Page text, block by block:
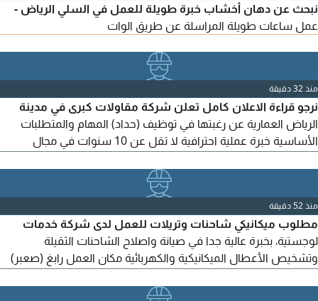
نبحث عن دهان أخشاب خبرة طويلة للعمل في السلي الرياض -
عمل ساعات طويلة المراسلة عن طريق الوات
منذ 32 دقيقة
نرجو قراءة الاعلان كامل تعلن شركة مقاولات كبرى في مدينة
الرياض العمارية عن رغبتها في توظيف (حداد) المهام والمتطلبات
الأساسية خبرة عملية احترافية لا تقل عن 10 سنوات في مجال
منذ 52 دقيقة
مطلوب ميكانيكي شاحنات وتريلات للعمل لدى شركة خدمات
لوجستية، بخبرة عالية جدا في صيانة واصلاح الشاحنات الثقيلة
وتشخيص الأعطال الميكانيكية والكهربائية مكان العمل رابغ (صعبر)